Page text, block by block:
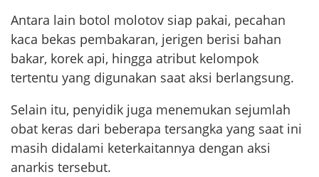
Antara lain botol molotov siap pakai, pecahan
kaca bekas pembakaran, jerigen berisi bahan
bakar, korek api, hingga atribut kelompok
tertentu yang digunakan saat aksi berlangsung.
Selain itu, penyidik juga menemukan sejumlah
obat keras dari beberapa tersangka yang saat ini
masih didalami keterkaitannya dengan aksi
anarkis tersebut.